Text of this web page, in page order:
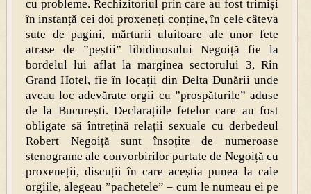
cu probleme. Rechizitoriul prin care au fost trimiși
în instanță cei doi proxeneți conține, în cele câteva
sute de pagini, mărturii uluitoare ale unor fete
atrase de ”peștii” libidinosului Negoiță fie la
bordelul lui aflat la marginea sectorului 3, Rin
Grand Hotel, fie în locații din Delta Dunării unde
aveau loc adevărate orgii cu ”prospăturile” aduse
de la București. Declarațiile fetelor care au fost
obligate să întrețină relații sexuale cu derbedeul
Robert Negoiță sunt însoțite de numeroase
stenograme ale convorbirilor purtate de Negoiță cu
proxeneții, discuții în care aceștia punea la cale
orgiile, alegeau ”pachetele” – cum le numeau ei pe